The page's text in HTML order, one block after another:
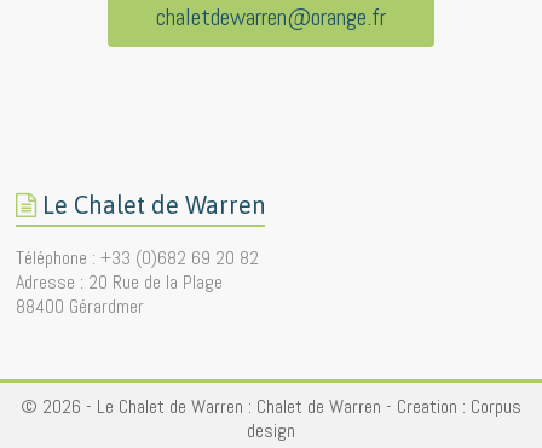
chaletdewarren@orange.fr
Le Chalet de Warren
Téléphone : +33 (0)682 69 20 82
Adresse : 20 Rue de la Plage
88400 Gérardmer
© 2026 - Le Chalet de Warren : Chalet de Warren - Creation : Corpus
design